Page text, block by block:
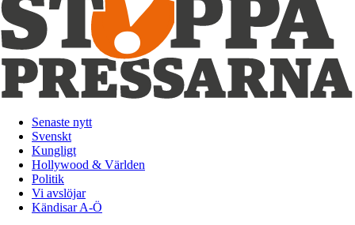
Senaste nytt
Svenskt
Kungligt
Hollywood & Världen
Politik
Vi avslöjar
Kändisar A-Ö